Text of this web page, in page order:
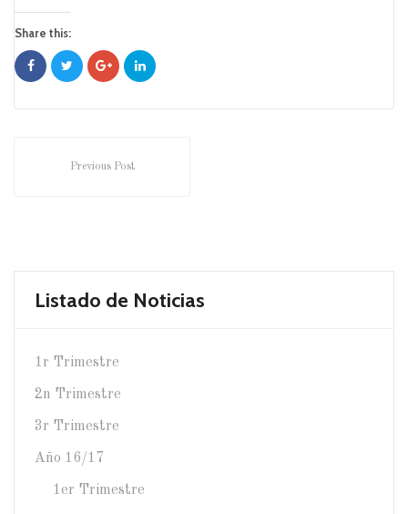
Share this:
Previous Post
Listado de Noticias
1r Trimestre
2n Trimestre
3r Trimestre
Año 16/17
1er Trimestre